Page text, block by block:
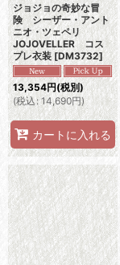
ジョジョの奇妙な冒
険 シーザー・アント
ニオ・ツェペリ
JOJOVELLER コス
プレ衣装 [DM3732]
13,354円(税別)
(税込: 14,690円)
カートに入れる